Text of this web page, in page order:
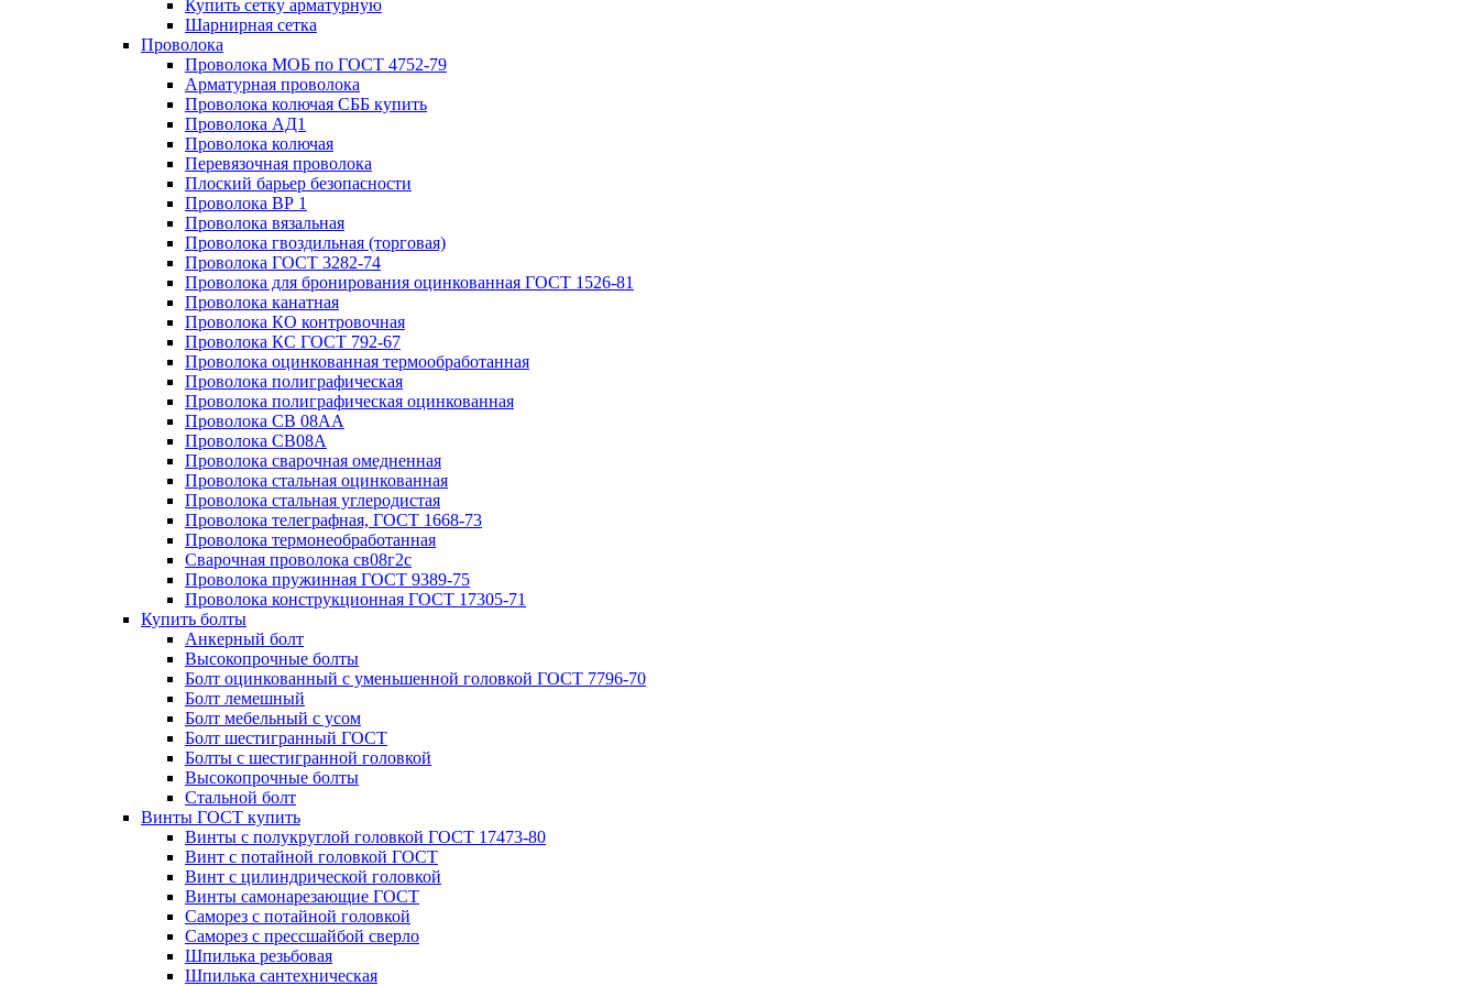
Купить сетку арматурную
Шарнирная сетка
Проволока
Проволока МОБ по ГОСТ 4752-79
Арматурная проволока
Проволока колючая СББ купить
Проволока АД1
Проволока колючая
Перевязочная проволока
Плоский барьер безопасности
Проволока ВР 1
Проволока вязальная
Проволока гвоздильная (торговая)
Проволока ГОСТ 3282-74
Проволока для бронирования оцинкованная ГОСТ 1526-81
Проволока канатная
Проволока КО контровочная
Проволока КС ГОСТ 792-67
Проволока оцинкованная термообработанная
Проволока полиграфическая
Проволока полиграфическая оцинкованная
Проволока СВ 08АА
Проволока СВ08А
Проволока сварочная омедненная
Проволока стальная оцинкованная
Проволока стальная углеродистая
Проволока телеграфная, ГОСТ 1668-73
Проволока термонеобработанная
Сварочная проволока св08г2с
Проволока пружинная ГОСТ 9389-75
Проволока конструкционная ГОСТ 17305-71
Купить болты
Анкерный болт
Высокопрочные болты
Болт оцинкованный с уменьшенной головкой ГОСТ 7796-70
Болт лемешный
Болт мебельный с усом
Болт шестигранный ГОСТ
Болты с шестигранной головкой
Высокопрочные болты
Стальной болт
Винты ГОСТ купить
Винты с полукруглой головкой ГОСТ 17473-80
Винт с потайной головкой ГОСТ
Винт с цилиндрической головкой
Винты самонарезающие ГОСТ
Саморез с потайной головкой
Саморез с прессшайбой сверло
Шпилька резьбовая
Шпилька сантехническая